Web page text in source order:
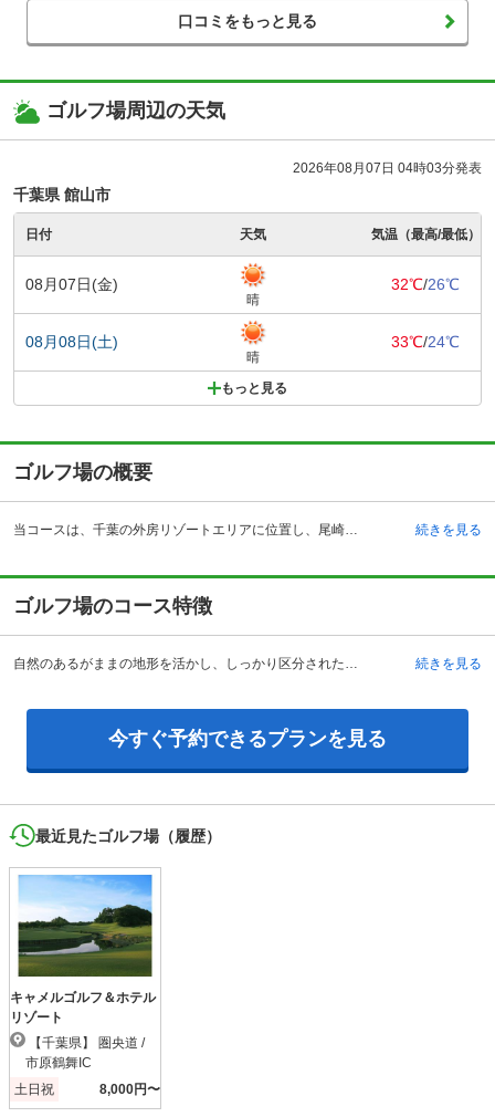
口コミをもっと見る
ゴルフ場周辺の天気
2026年08月07日 04時03分発表
千葉県 館山市
日付 天気 気温（最高/最低）
08月07日(金)
晴
32℃/26℃
08月08日(土)
晴
33℃/24℃
もっと見る
ゴルフ場の概要
当コースは、千葉の外房リゾートエリアに位置し、尾崎将司プロ監修のゴルフ場として1995年4月薄井茂の設計でオープンしました。ビギナーから上級者までゴルフを楽しめるゴルフ場として人気です。18ホール、パー72、コースレート71.4、OUTコース3340ヤード、INコース3,138ヤード、総ヤード数6,478ヤード、丘陵形状のコースで、ベントグリーン、面積約93.7万平方メートルの自然豊かなゴルフ場です。 宿泊施設も併設され、全11室の客室は、大理石や御影石が贅沢にほどこされたバスルームなどリッチな気分を味わえます。全室フェアウェイビューで101平方メートル（2LDK）の広々とした欧米スタイルのスウィートヴィラでは、ゴルフ場で暮らすようなリゾートライフが過ごせます。宿泊を伴う各種プランもあり、ゴルフの楽しみやアフターゴルフのゆったりとしたリゾートステイも楽しめます。 続きを見る
ゴルフ場のコース特徴
自然のあるがままの地形を活かし、しっかり区分された各ホールは、美しさと戦略性を併せ持ち、14本全てのクラブを駆使して攻略しなくてはいけない刺激あるコースです。 INコースの各ホールは慎重にホールルートを考えて攻めなければスコアをまとめることは難しいコースです。特に、13,15,18番ホールは飛距離だけにこだわると厳しいバンカーにつかまります。飛距離だけが目的のゴルフではなく、アイアンなどで細かく刻むなど緻密なプレーが大切です。どのホールもリゾートコースならではの開放感を存分に感じられ、コースは乗用カートによるセルフプレーの各ホール変化に富んだ18ホールになっています。どのようなレベルのゴルファーも本当のゴルフを楽しむことができるゴルフ場です。 続きを見る
今すぐ予約できるプランを見る
最近見たゴルフ場（履歴）
キャメルゴルフ＆ホテル
リゾート
市原鶴舞IC
土日祝
8,000円〜